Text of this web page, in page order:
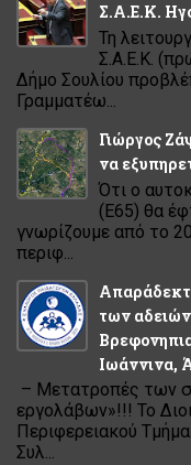
Σ.Α.Ε.Κ.
Τη
Σ.Α.Ε.Κ.
Δήμο Σουλίου
Γραμματέω...
Γιώργος
να
Ότι ο
(Ε65) θα
γνωρίζουμε από το
περιφ...
των
Ιωάννινα,
– Μετατροπές των
εργολάβων»!!! Το
Περιφερειακού
Συλ...